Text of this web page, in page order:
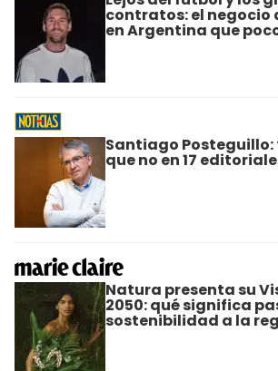
contratos: el negocio
en Argentina que
Santiago Posteguillo:
que no en 17
Natura presenta su
2050: qué significa
sostenibilidad a la